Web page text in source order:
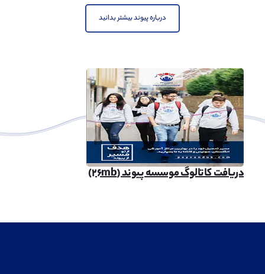
درباره پیوند بیشتر بدانید
دریافت کاتالوگ موسسه پیوند (۲۶mb)